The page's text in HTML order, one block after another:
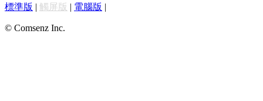
標準版 | 觸屏版 | 電腦版 |
© Comsenz Inc.